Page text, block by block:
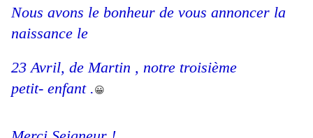
Nous avons le bonheur de vous annoncer la
naissance le
23 Avril, de Martin , notre troisième
petit- enfant .😀